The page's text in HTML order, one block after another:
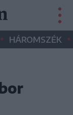
• HÁROMSZÉK •